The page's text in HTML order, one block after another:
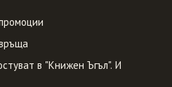
в "Книжен Ъгъл". И